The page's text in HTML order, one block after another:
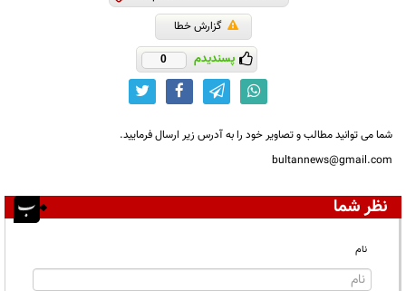
گزارش خطا
پسندیدم 0
شما می توانید مطالب و تصاویر خود را به آدرس زیر ارسال فرمایید.
bultannews@gmail.com
نظر شما
نام